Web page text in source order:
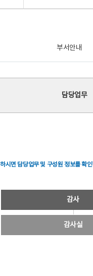
부서안내
담당업무
시면 담당업무 및 구성원 정보를 확
감사
감사실